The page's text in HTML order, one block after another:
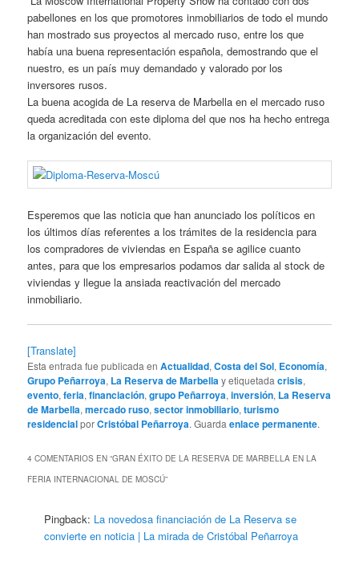
pabellones en los que promotores inmobiliarios de todo el mundo
han mostrado sus proyectos al mercado ruso, entre los que
había una buena representación española, demostrando que el
nuestro, es un país muy demandado y valorado por los
inversores rusos.
La buena acogida de La reserva de Marbella en el mercado ruso
queda acreditada con este diploma del que nos ha hecho entrega
la organización del evento.
Esperemos que las noticia que han anunciado los políticos en
los últimos días referentes a los trámites de la residencia para
los compradores de viviendas en España se agilice cuanto
antes, para que los empresarios podamos dar salida al stock de
viviendas y llegue la ansiada reactivación del mercado
inmobiliario.
[Translate]
Esta entrada fue publicada enActualidad,Costa del Sol, Economía,
Grupo Peñarroya, La Reserva de Marbellay etiquetadacrisis,
evento,feria,financiación,grupo Peñarroya,inversión, La Reserva
de Marbella,mercado ruso,sector inmobiliario,turismo
residencialporCristóbal Peñarroya. Guardaenlace permanente.
4 COMENTARIOS EN “GRAN ÉXITO DE LA RESERVA DE MARBELLA EN LA
FERIA INTERNACIONAL DE MOSCÚ”
Pingback: La novedosa financiación de La Reserva se
convierte en noticia | La mirada de Cristóbal Peñarroya